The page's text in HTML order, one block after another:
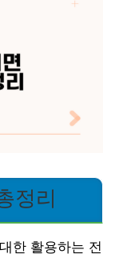
정리
한 활용하는 전